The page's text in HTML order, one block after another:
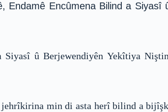
Endamê Encûmena Bilind a
Siyasî û Berjewendiyên Yekîtiya
min di asta herî bilind a